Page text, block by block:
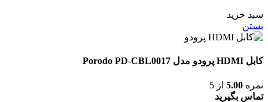
سبد خرید
بستن
کابل HDMI پرودو مدل Porodo PD-CBL0017
نمره 5.00 از 5
تماس بگیرید